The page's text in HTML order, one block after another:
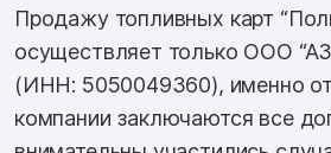
Продажу топливных карт
осуществляет только ООО
(ИНН: 5050049360), именно
компании заключаются все